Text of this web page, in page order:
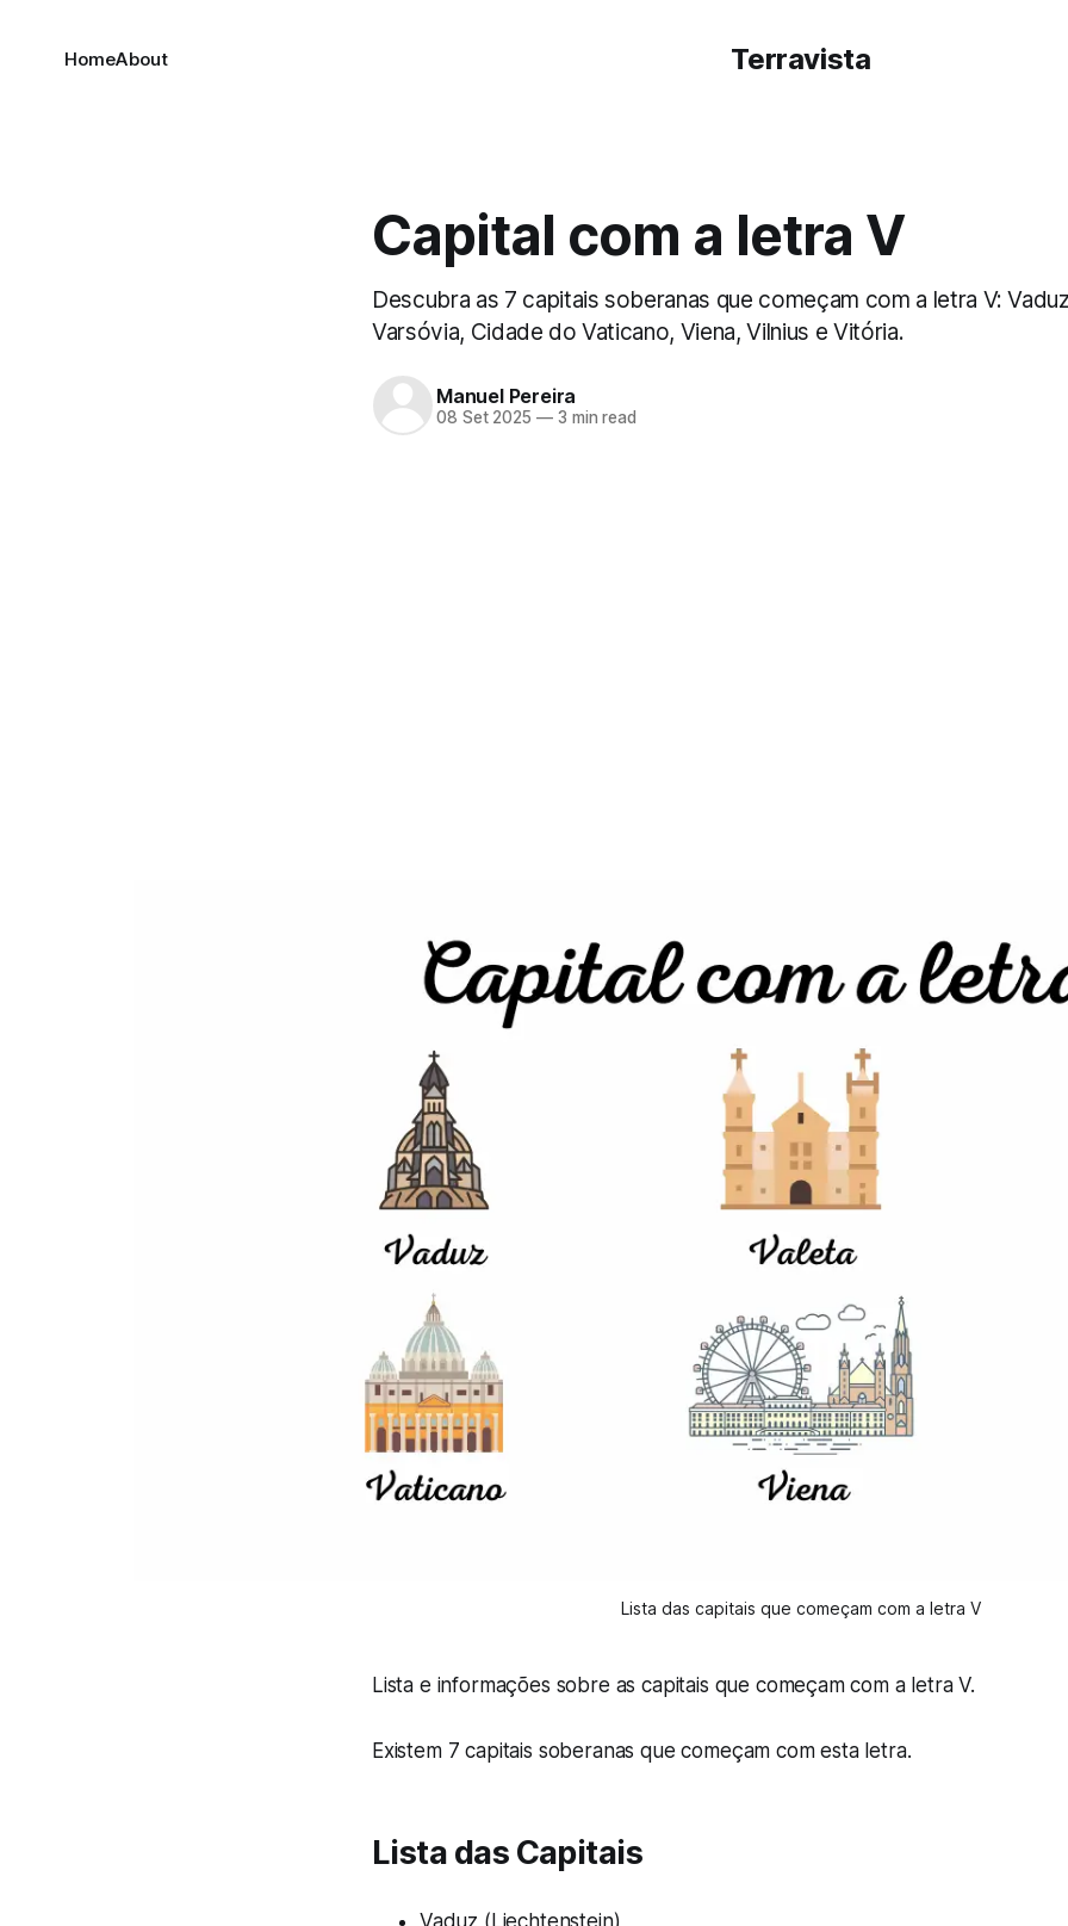
Terravista
HomeAbout
Capital com a letra V
Descubra as 7 capitais soberanas que começam com a letra V:
Varsóvia, Cidade do Vaticano, Viena, Vilnius e Vitória.
Manuel Pereira
08 Set 2025 —3 min read
Lista das capitais que começam com a letra V
Lista e informações sobre as capitais que começam com a letra V.
Existem 7 capitais soberanas que começam com esta letra.
Lista das Capitais
Vaduz (Liechtenstein)